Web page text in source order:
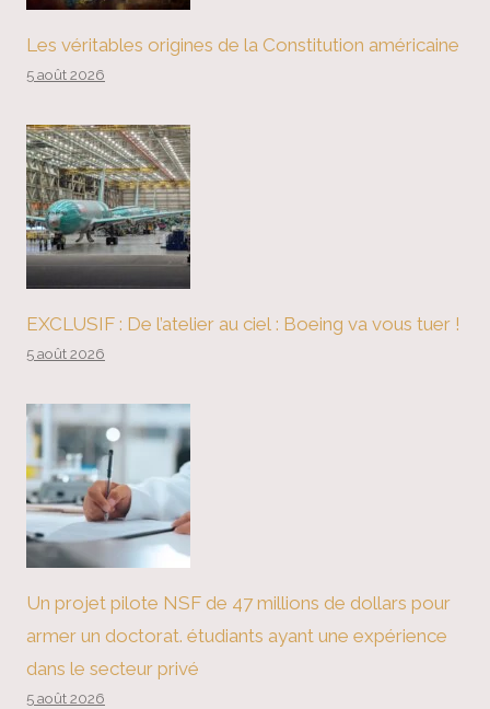
Les véritables origines de la Constitution américaine
5 août 2026
EXCLUSIF : De l’atelier au ciel : Boeing va vous tuer !
5 août 2026
Un projet pilote NSF de 47 millions de dollars pour
armer un doctorat. étudiants ayant une expérience
dans le secteur privé
5 août 2026